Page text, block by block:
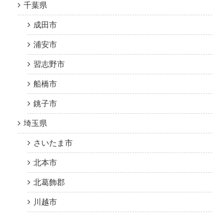
千葉県
成田市
浦安市
習志野市
船橋市
銚子市
埼玉県
さいたま市
北本市
北葛飾郡
川越市